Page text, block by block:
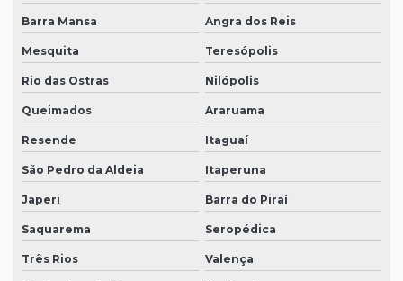
Barra Mansa Angra dos Reis
Mesquita Teresópolis
Rio das Ostras Nilópolis
Queimados Araruama
Resende Itaguaí
São Pedro da Aldeia Itaperuna
Japeri Barra do Piraí
Saquarema Seropédica
Três Rios Valença